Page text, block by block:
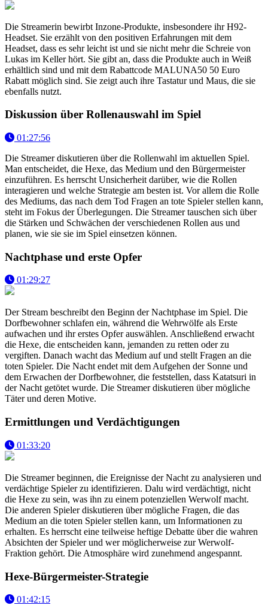
Die Streamerin bewirbt Inzone-Produkte, insbesondere ihr H92-
Headset. Sie erzählt von den positiven Erfahrungen mit dem
Headset, dass es sehr leicht ist und sie nicht mehr die Schreie von
Lukas im Keller hört. Sie gibt an, dass die Produkte auch in Weiß
erhältlich sind und mit dem Rabattcode MALUNA50 50 Euro
Rabatt möglich sind. Sie zeigt auch ihre Tastatur und Maus, die sie
ebenfalls nutzt.
Diskussion über Rollenauswahl im Spiel
01:27:56
Die Streamer diskutieren über die Rollenwahl im aktuellen Spiel.
Man entscheidet, die Hexe, das Medium und den Bürgermeister
einzuführen. Es herrscht Unsicherheit darüber, wie die Rollen
interagieren und welche Strategie am besten ist. Vor allem die Rolle
des Mediums, das nach dem Tod Fragen an tote Spieler stellen kann,
steht im Fokus der Überlegungen. Die Streamer tauschen sich über
die Stärken und Schwächen der verschiedenen Rollen aus und
planen, wie sie sie im Spiel einsetzen können.
Nachtphase und erste Opfer
01:29:27
Der Stream beschreibt den Beginn der Nachtphase im Spiel. Die
Dorfbewohner schlafen ein, während die Wehrwölfe als Erste
aufwachen und ihr erstes Opfer auswählen. Anschließend erwacht
die Hexe, die entscheiden kann, jemanden zu retten oder zu
vergiften. Danach wacht das Medium auf und stellt Fragen an die
toten Spieler. Die Nacht endet mit dem Aufgehen der Sonne und
dem Erwachen der Dorfbewohner, die feststellen, dass Katatsuri in
der Nacht getötet wurde. Die Streamer diskutieren über mögliche
Täter und deren Motive.
Ermittlungen und Verdächtigungen
01:33:20
Die Streamer beginnen, die Ereignisse der Nacht zu analysieren und
verdächtige Spieler zu identifizieren. Dalu wird verdächtigt, nicht
die Hexe zu sein, was ihn zu einem potenziellen Werwolf macht.
Die anderen Spieler diskutieren über mögliche Fragen, die das
Medium an die toten Spieler stellen kann, um Informationen zu
erhalten. Es herrscht eine teilweise heftige Debatte über die wahren
Absichten der Spieler und wer möglicherweise zur Werwolf-
Fraktion gehört. Die Atmosphäre wird zunehmend angespannt.
Hexe-Bürgermeister-Strategie
01:42:15